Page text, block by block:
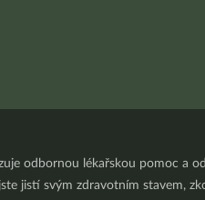
odbornou lékařskou pomoc a
jistí svým zdravotním stavem,